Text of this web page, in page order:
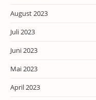
August 2023
Juli 2023
Juni 2023
Mai 2023
April 2023